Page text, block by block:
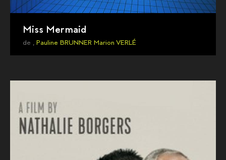
Miss Mermaid
de , Pauline BRUNNER Marion VERLÉ